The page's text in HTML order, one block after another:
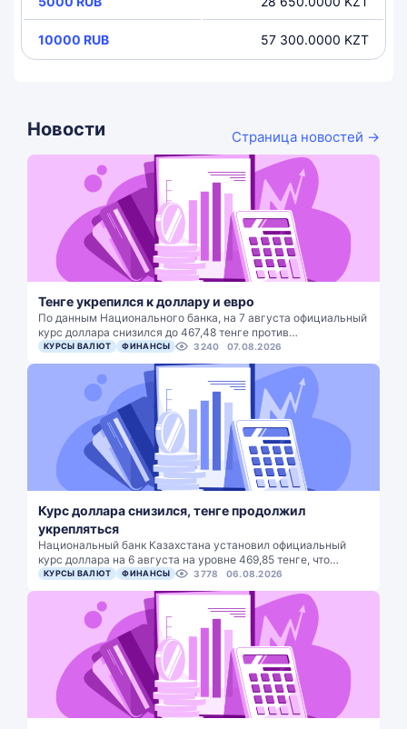
10000 RUB 57 300.0000 KZT
Новости Страница новостей →
Тенге укрепился к доллару и евро
По данным Национального банка, на 7 августа официальный
курс доллара снизился до 467,48 тенге против…
КУРСЫ ВАЛЮТ ФИНАНСЫ 3240 07.08.2026
Курс доллара снизился, тенге продолжил
укрепляться
Национальный банк Казахстана установил официальный
курс доллара на 6 августа на уровне 469,85 тенге, что…
КУРСЫ ВАЛЮТ ФИНАНСЫ 3778 06.08.2026